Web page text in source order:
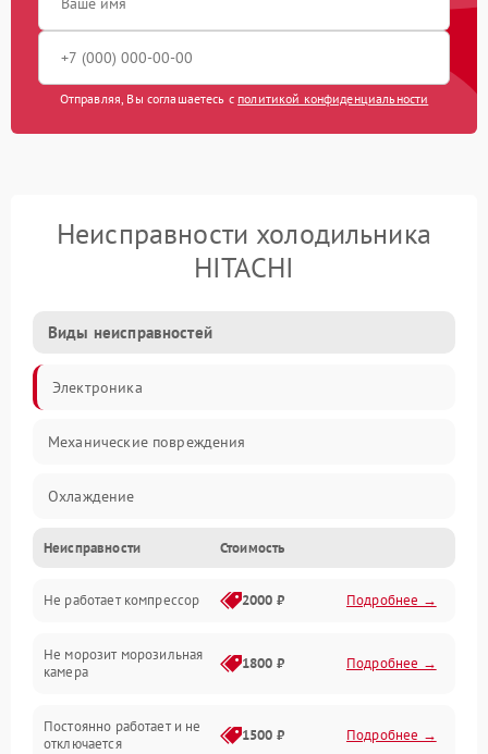
Отправляя, Вы соглашаетесь с политикой конфиденциальности
Неисправности холодильника
HITACHI
Виды неисправностей
Электроника
Механические повреждения
Охлаждение
Механика
Электропитание
Дренаж
Неисправности Стоимость
Не работает компрессор 2000 ₽ Подробнее →
Не морозит морозильная
камера
1800 ₽ Подробнее →
Постоянно работает и не
отключается
1500 ₽ Подробнее →